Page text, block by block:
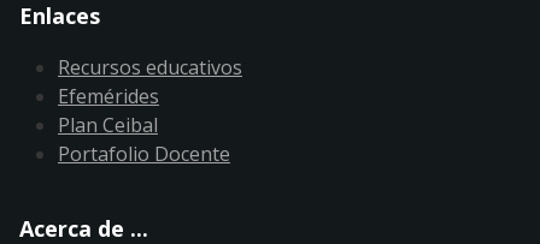
Enlaces
Recursos educativos
Efemérides
Plan Ceibal
Portafolio Docente
Acerca de ...